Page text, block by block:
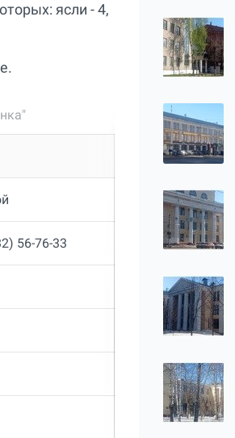
ясли - 4,
56-76-33